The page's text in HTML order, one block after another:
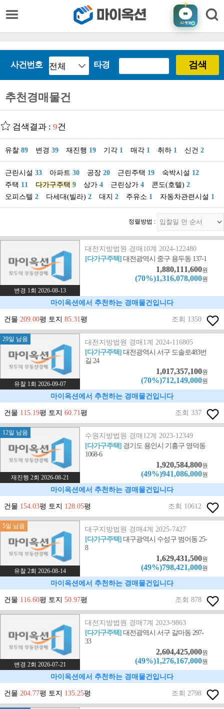
AI챗봇
사건번호 타경 검색
추천경매물건
검색결과 : 9건
유찰 89 변경 39 재진행 19 기각 1 매각 1 취하 1 신건 2
근린시설 33 아파트 30 공장 20 근린주택 19 숙박시설 12
주택 11 다가구주택 9 상가 4 근린상가 4 콘도(호텔) 2
오피스텔 2 다세대(빌라) 2 대지 2 주유소 1 자동차관련시설 1
정렬방법 :
변경 1회 2026-08-13
대전지방법원 경매10계 2024-122480
[다가구주택]대전광역시 중구 용두동 137-1
1,880,111,600원
(70%)1,316,078,000원
마이옥션에서 추천하는 경매물건입니다
건물 209.00평 토지 85.31평 조회 1350
29일 남음
유찰 1회 2026-09-07
대전지방법원 경매1계 2024-116805
[다가구주택]대전광역시 서구 도솔로483번
길 24
1,017,357,100원
(70%)712,149,000원
마이옥션에서 추천하는 경매물건입니다
건물 115.19평 토지 60.71평 조회 337
12일 남음
재진행 2회 2026-08-21
수원지방법원 경매12계 2023-12349
[다가구주택] 경기도 용인시 기흥구 영덕동
1068-6
1,920,584,800원
(49%)941,086,000원
마이옥션에서 추천하는 경매물건입니다
건물 154.03평 토지 128.05평 조회 10612
5일 남음
유찰 2회 2026-08-14
대구지방법원 경매4계 2025-7427
[다가구주택]대구광역시 수성구 범어동 25-
8
1,629,431,500원
(49%)798,421,000원
마이옥션에서 추천하는 경매물건입니다
건물 116.60평 토지 50.97평 조회 878
변경 2회 2026-07-21
대전지방법원 경매7계 2023-9863
[다가구주택]대전광역시 서구 갈마동 297-
33
2,604,425,000원
(49%)1,276,167,000원
마이옥션에서 추천하는 경매물건입니다
건물 204.77평 토지 135.25평 조회 2798